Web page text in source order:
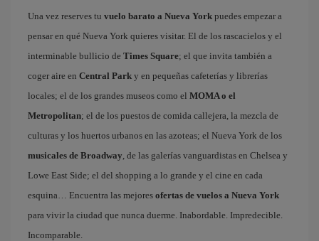
Una vez reserves tu vuelo barato a Nueva York puedes empezar a
pensar en qué Nueva York quieres visitar. El de los rascacielos y el
interminable bullicio de Times Square; el que invita también a
coger aire en Central Park y en pequeñas cafeterías y librerías
locales; el de los grandes museos como el MOMA o el
Metropolitan; el de los puestos de comida callejera, la mezcla de
culturas y los huertos urbanos en las azoteas; el Nueva York de los
musicales de Broadway, de las galerías vanguardistas en Chelsea y
Lowe East Side; el del shopping a lo grande y el cine en cada
esquina… Encuentra las mejores ofertas de vuelos a Nueva York
para vivir la ciudad que nunca duerme. Inabordable. Impredecible.
Incomparable.